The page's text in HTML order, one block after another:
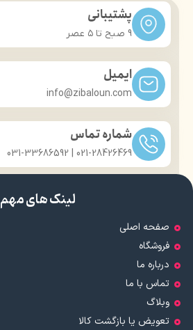
پشتیبانی
9 صبح تا ۵ عصر
ایمیل
info@zibaloun.com
شماره تماس
021-28426469 | 031-33686592
لینک های مهم
صفحه اصلی
فروشگاه
درباره ما
تماس با ما
وبلاگ
تعویض یا بازگشت کالا